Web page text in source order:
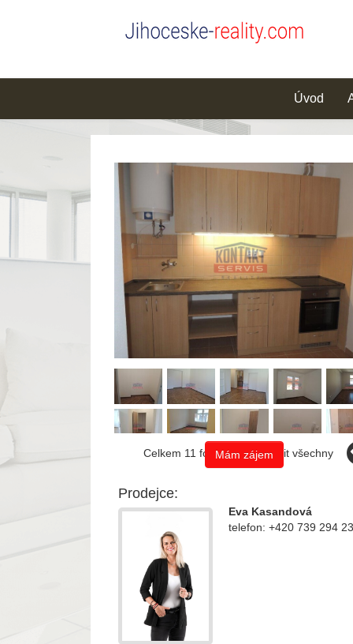
Úvod
Celkem 11 fotografií, zobrazit všechny
Mám zájem
Prodejce:
Eva Kasandová
telefon: +420 739 294